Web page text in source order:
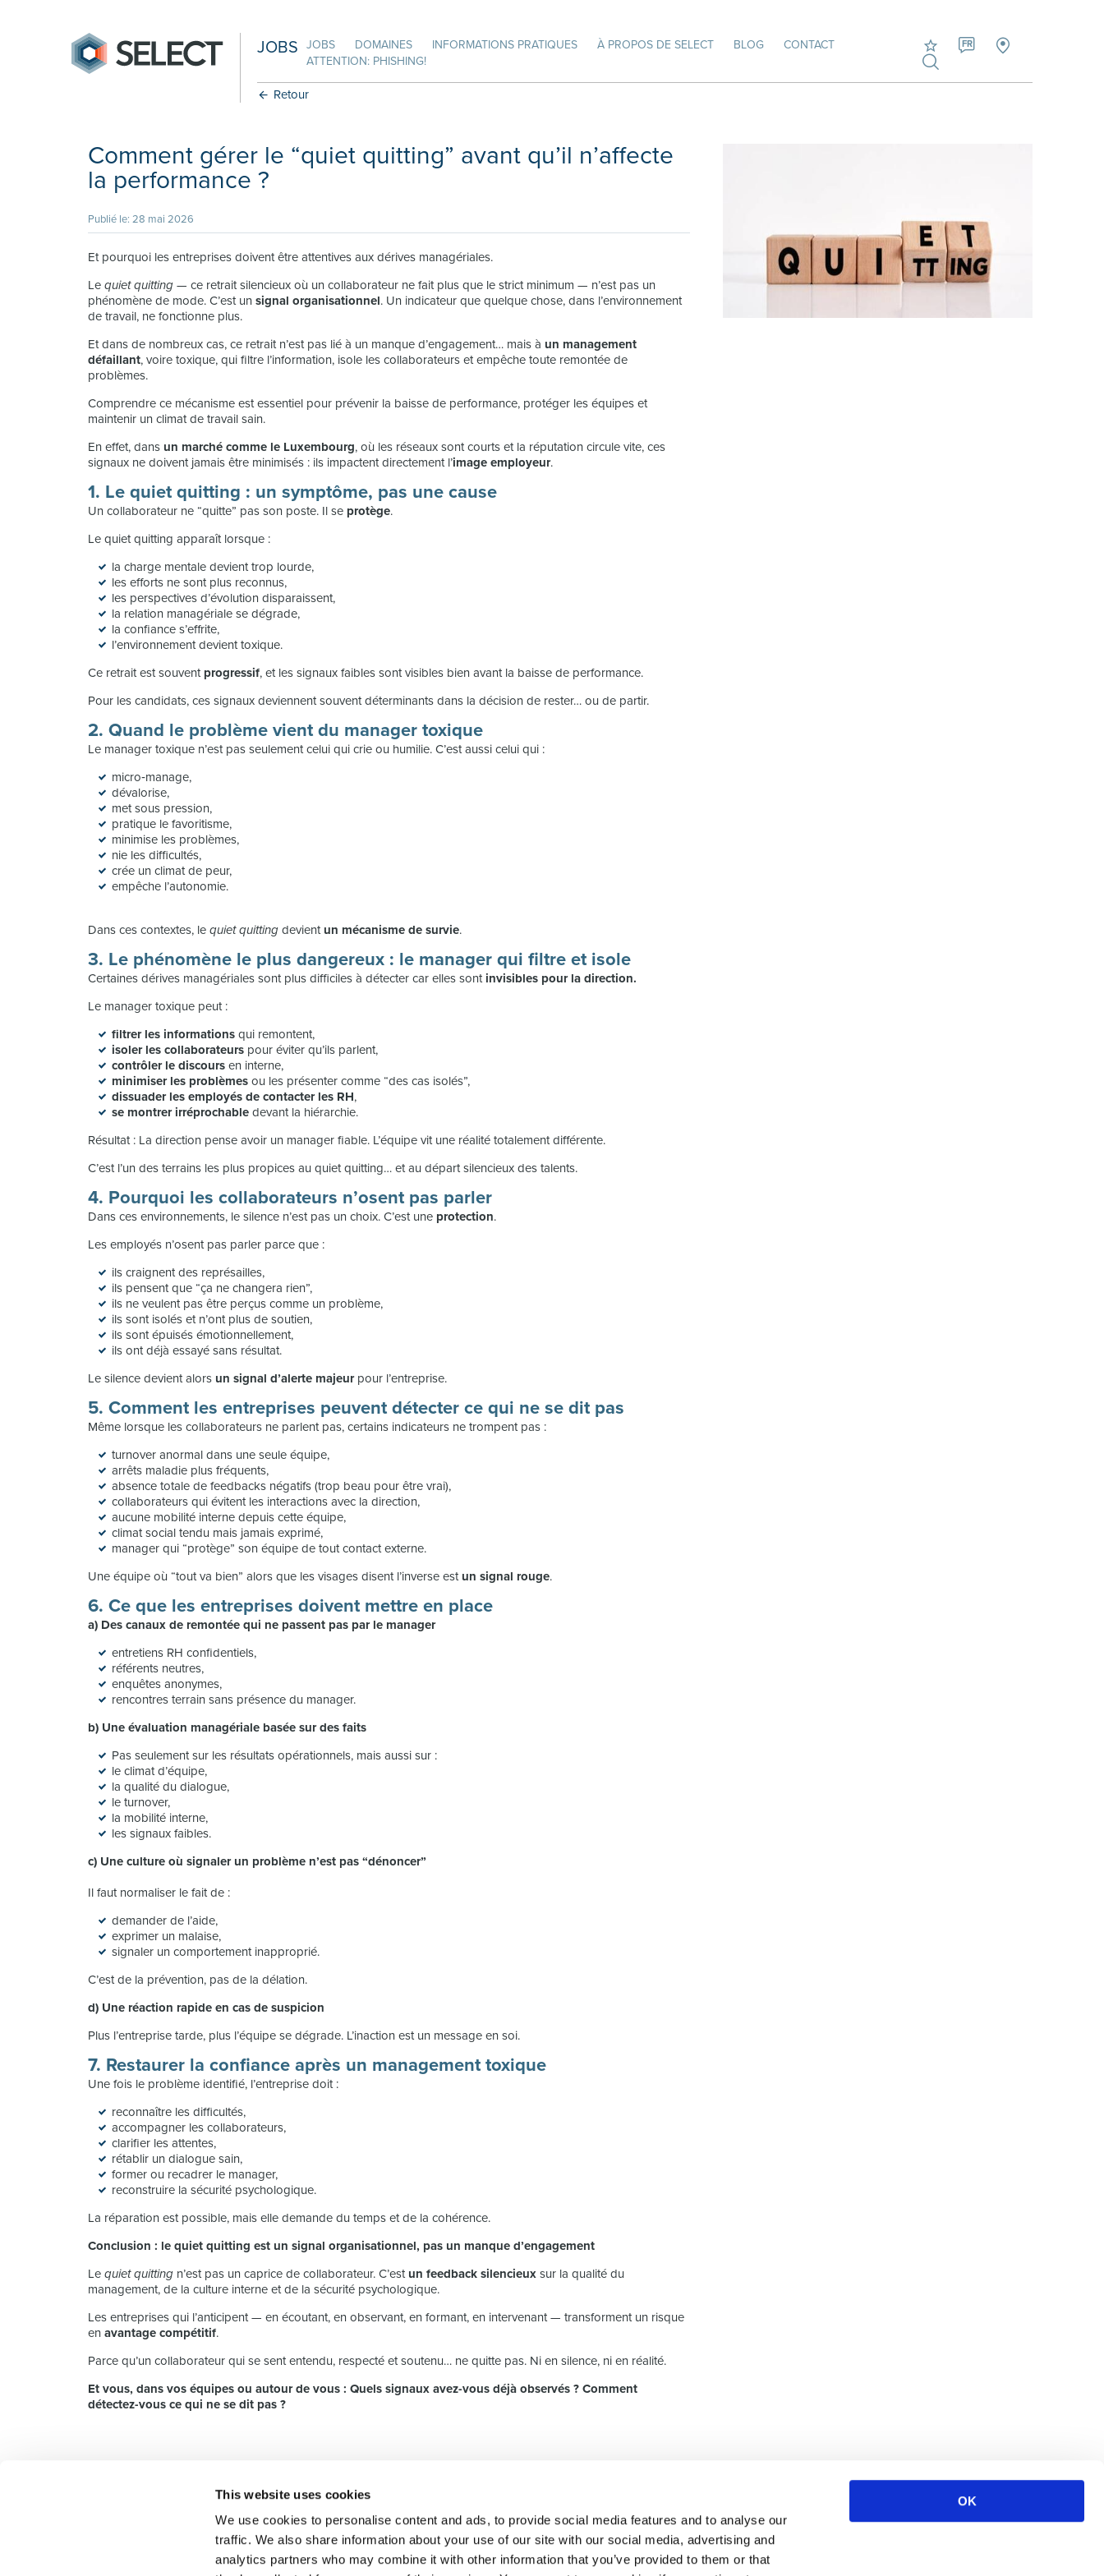
This website uses cookies
We use cookies to personalise content and ads, to provide social media features and to analyse our
traffic. We also share information about your use of our site with our social media, advertising and
analytics partners who may combine it with other information that you’ve provided to them or that
OK
JOBS JOBS DOMAINES INFORMATIONS PRATIQUES À PROPOS DE SELECT BLOG
CONTACT
ATTENTION: PHISHING!
FR
Retour
Comment gérer le “quiet quitting” avant qu’il n’affecte
la performance ?
Publié le: 28 mai 2026
Et pourquoi les entreprises doivent être attentives aux dérives managériales.
Lequiet quitting — ce retrait silencieux où un collaborateur ne fait plus que le strict minimum — n’est pas un
phénomène de mode. C’est unsignal organisationnel. Un indicateur que quelque chose, dans l’environnement
de travail, ne fonctionne plus.
Et dans de nombreux cas, ce retrait n’est pas lié à un manque d’engagement… mais à un management
défaillant, voire toxique, qui filtre l’information, isole les collaborateurs et empêche toute remontée de
problèmes.
Comprendre ce mécanisme est essentiel pour prévenir la baisse de performance, protéger les équipes et
maintenir un climat de travail sain.
En effet, dans un marché comme le Luxembourg, où les réseaux sont courts et la réputation circule vite, ces
signaux ne doivent jamais être minimisés : ils impactent directement l’image employeur.
1. Le quiet quitting : un symptôme, pas une cause
Un collaborateur ne “quitte” pas son poste. Il se protège.
Le quiet quitting apparaît lorsque :
la charge mentale devient trop lourde,
les efforts ne sont plus reconnus,
les perspectives d’évolution disparaissent,
la relation managériale se dégrade,
la confiance s’effrite,
l’environnement devient toxique.
Ce retrait est souvent progressif, et les signaux faibles sont visibles bien avant la baisse de performance.
Pour les candidats, ces signaux deviennent souvent déterminants dans la décision de rester… ou de partir.
2. Quand le problème vient du manager toxique
Le manager toxique n’est pas seulement celui qui crie ou humilie. C’est aussi celui qui :
micro‑manage,
dévalorise,
met sous pression,
pratique le favoritisme,
minimise les problèmes,
nie les difficultés,
crée un climat de peur,
empêche l’autonomie.
Dans ces contextes, le quiet quittingdevient un mécanisme de survie.
3. Le phénomène le plus dangereux : le manager qui filtre et isole
Certaines dérives managériales sont plus difficiles à détecter car elles sontinvisibles pour la direction.
Le manager toxique peut :
filtrer les informationsqui remontent,
isoler les collaborateurs pour éviter qu’ils parlent,
contrôler le discours en interne,
minimiser les problèmes ou les présenter comme “des cas isolés”,
dissuader les employés de contacter les RH,
se montrer irréprochabledevant la hiérarchie.
Résultat : La direction pense avoir un manager fiable. L’équipe vit une réalité totalement différente.
C’est l’un des terrains les plus propices au quiet quitting… et au départ silencieux des talents.
4. Pourquoi les collaborateurs n’osent pas parler
Dans ces environnements, le silence n’est pas un choix. C’est une protection.
Les employés n’osent pas parler parce que :
ils craignent des représailles,
ils pensent que “ça ne changera rien”,
ils ne veulent pas être perçus comme un problème,
ils sont isolés et n’ont plus de soutien,
ils sont épuisés émotionnellement,
ils ont déjà essayé sans résultat.
Le silence devient alors un signal d’alerte majeur pour l’entreprise.
5. Comment les entreprises peuvent détecter ce qui ne se dit pas
Même lorsque les collaborateurs ne parlent pas, certains indicateurs ne trompent pas :
turnover anormal dans une seule équipe,
arrêts maladie plus fréquents,
absence totale de feedbacks négatifs (trop beau pour être vrai),
collaborateurs qui évitent les interactions avec la direction,
aucune mobilité interne depuis cette équipe,
climat social tendu mais jamais exprimé,
manager qui “protège” son équipe de tout contact externe.
Une équipe où “tout va bien” alors que les visages disent l’inverse est un signal rouge.
6. Ce que les entreprises doivent mettre en place
a) Des canaux de remontée qui ne passent pas par le manager
entretiens RH confidentiels,
référents neutres,
enquêtes anonymes,
rencontres terrain sans présence du manager.
b) Une évaluation managériale basée sur des faits
Pas seulement sur les résultats opérationnels, mais aussi sur :
le climat d’équipe,
la qualité du dialogue,
le turnover,
la mobilité interne,
les signaux faibles.
c) Une culture où signaler un problème n’est pas “dénoncer”
Il faut normaliser le fait de :
demander de l’aide,
exprimer un malaise,
signaler un comportement inapproprié.
C’est de la prévention, pas de la délation.
d) Une réaction rapide en cas de suspicion
Plus l’entreprise tarde, plus l’équipe se dégrade. L’inaction est un message en soi.
7. Restaurer la confiance après un management toxique
Une fois le problème identifié, l’entreprise doit :
reconnaître les difficultés,
accompagner les collaborateurs,
clarifier les attentes,
rétablir un dialogue sain,
former ou recadrer le manager,
reconstruire la sécurité psychologique.
La réparation est possible, mais elle demande du temps et de la cohérence.
Conclusion : le quiet quitting est un signal organisationnel, pas un manque d’engagement
Lequiet quitting n’est pas un caprice de collaborateur. C’est un feedback silencieuxsur la qualité du
management, de la culture interne et de la sécurité psychologique.
Les entreprises qui l’anticipent — en écoutant, en observant, en formant, en intervenant — transforment un risque
enavantage compétitif.
Parce qu’un collaborateur qui se sent entendu, respecté et soutenu… ne quitte pas. Ni en silence, ni en réalité.
Et vous, dans vos équipes ou autour de vous : Quels signaux avez-vous déjà observés ? Comment
détectez-vous ce qui ne se dit pas ?
talents, nous vous proposons un package complet de services RH
Jobs et offres d'emploi
actuels
Candidature spontanée
Finance
Sales & Office
Human Resources